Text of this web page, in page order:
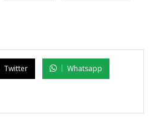
Twitter Whatsapp